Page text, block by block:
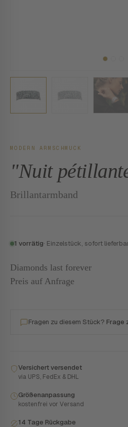
MODERN ARMSCHMUCK
"Nuit
Brillantarmband
1 vorrätig· Einzelstück, sofort
Diamonds last forever
Preis auf Anfrage
Fragen zu diesem Stück? Frage
Versichert versendet
via UPS, FedEx & DHL
Größenanpassung
kostenfrei vor Versand
14 Tage Rückgabe